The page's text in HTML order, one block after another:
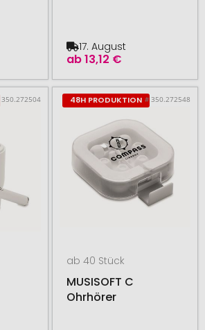
ab13,12 €
17. August
48H PRODUKTION # 350.272548
ab 40 Stück
MUSISOFT C
Ohrhörer